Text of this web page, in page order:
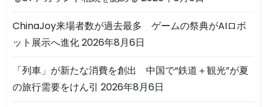
ChinaJoy来場者数が過去最多 ゲームの祭典がAIロボ
ット展示へ進化2026年8月6日
「列車」が新たな消費を創出 中国で“鉄道＋観光”が夏
の旅行需要をけん引 2026年8月6日